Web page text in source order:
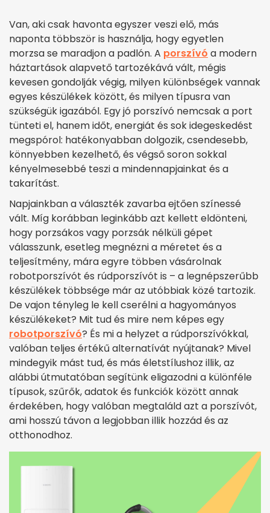
Van, aki csak havonta egyszer veszi elő, más
naponta többször is használja, hogy egyetlen
morzsa se maradjon a padlón. A porszívó a modern
háztartások alapvető tartozékává vált, mégis
kevesen gondolják végig, milyen különbségek vannak
egyes készülékek között, és milyen típusra van
szükségük igazából. Egy jó porszívó nemcsak a port
tünteti el, hanem időt, energiát és sok idegeskedést
megspórol: hatékonyabban dolgozik, csendesebb,
könnyebben kezelhető, és végső soron sokkal
kényelmesebbé teszi a mindennapjainkat és a
takarítást.
Napjainkban a választék zavarba ejtően színessé
vált. Míg korábban leginkább azt kellett eldönteni,
hogy porzsákos vagy porzsák nélküli gépet
válasszunk, esetleg megnézni a méretet és a
teljesítmény, mára egyre többen vásárolnak
robotporszívót és rúdporszívót is – a legnépszerűbb
készülékek többsége már az utóbbiak közé tartozik.
De vajon tényleg le kell cserélni a hagyományos
készülékeket? Mit tud és mire nem képes egy
robotporszívó? És mi a helyzet a rúdporszívókkal,
valóban teljes értékű alternatívát nyújtanak? Mivel
mindegyik mást tud, és más életstílushoz illik, az
alábbi útmutatóban segítünk eligazodni a különféle
típusok, szűrők, adatok és funkciók között annak
érdekében, hogy valóban megtaláld azt a porszívót,
ami hosszú távon a legjobban illik hozzád és az
otthonodhoz.